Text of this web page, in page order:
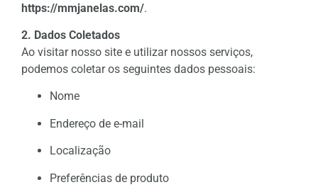
https://mmjanelas.com/.
2. Dados Coletados
Ao visitar nosso site e utilizar nossos serviços,
podemos coletar os seguintes dados pessoais:
Nome
Endereço de e-mail
Localização
Preferências de produto